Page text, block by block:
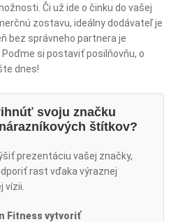
Či už ide o činku do vašej
zostavu, ideálny dodávateľ je
bez správneho partnera je
si postaviť posilňovňu, o
dnes!
svoju značku
štítkov?
prezentáciu vašej značky,
rast vďaka výraznej
vízii.
Fitness vytvoriť